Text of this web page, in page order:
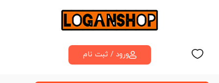
ورود / ثبت نام